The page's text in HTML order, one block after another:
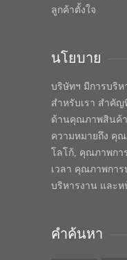
ลูกค้าตั้งใจ
นโยบาย
บริษัทฯ มีการบริ
สำหรับเรา สำคั
ด้านคุณภาพสินค้
ความหมายถึง คุ
โลโก้, คุณภาพกา
เวลา คุณภาพกา
บริหารงาน และห
คำค้นหา